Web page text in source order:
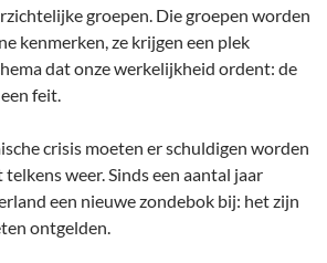
groepen. Die groepen worden
kenmerken, ze krijgen een plek
dat onze werkelijkheid ordent: de
feit.
crisis moeten er schuldigen worden
weer. Sinds een aantal jaar
een nieuwe zondebok bij: het zijn
ontgelden.